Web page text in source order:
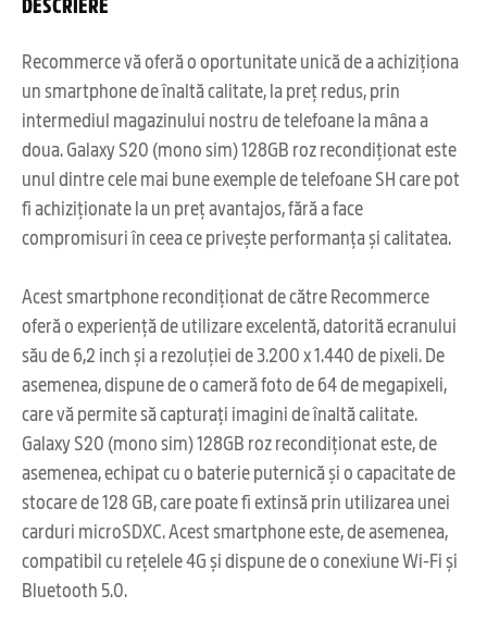
Recommerce vă oferă o oportunitate unică de a achiziționa
un smartphone de înaltă calitate, la preț redus, prin
intermediul magazinului nostru de telefoane la mâna a
doua. Galaxy S20 (mono sim) 128GB roz recondiționat este
unul dintre cele mai bune exemple de telefoane SH care pot
fi achiziționate la un preț avantajos, fără a face
compromisuri în ceea ce privește performanța și calitatea.
Acest smartphone recondiționat de către Recommerce
oferă o experiență de utilizare excelentă, datorită ecranului
său de 6,2 inch și a rezoluției de 3.200 x 1.440 de pixeli. De
asemenea, dispune de o cameră foto de 64 de megapixeli,
care vă permite să capturați imagini de înaltă calitate.
Galaxy S20 (mono sim) 128GB roz recondiționat este, de
asemenea, echipat cu o baterie puternică și o capacitate de
stocare de 128 GB, care poate fi extinsă prin utilizarea unei
carduri microSDXC. Acest smartphone este, de asemenea,
compatibil cu rețelele 4G și dispune de o conexiune Wi-Fi și
Bluetooth 5.0.